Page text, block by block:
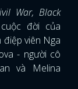
War, Black
đời của
viên Nga
- người cô
và Melina